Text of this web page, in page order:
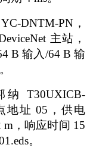
YC-DNTM-PN，
主站，
B 输入/64 B 输
纳
T30UXICB-
地址 05，供电
m，响应时间 15
。